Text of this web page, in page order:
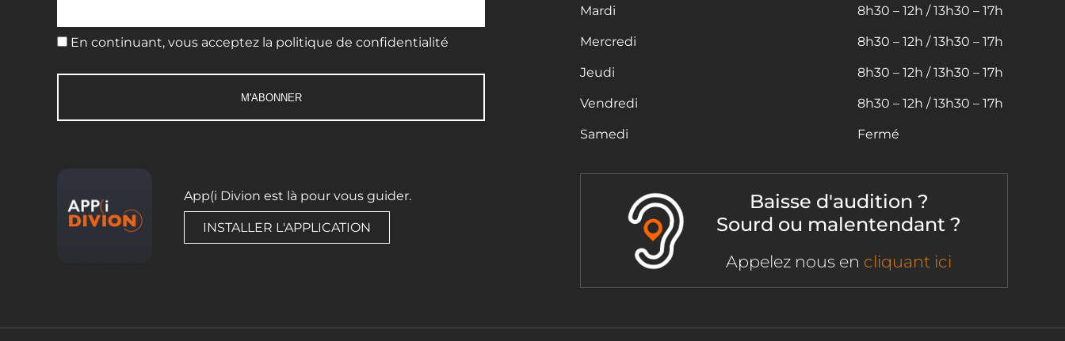
En continuant, vous acceptez la politique de confidentialité
App(i Divion est là pour vous guider.
INSTALLER L'APPLICATION
Mardi
Mercredi
Jeudi
Vendredi
Samedi
8h30 – 12h / 13h30 – 17h
8h30 – 12h / 13h30 – 17h
8h30 – 12h / 13h30 – 17h
8h30 – 12h / 13h30 – 17h
Fermé
Baisse d'audition ?
Sourd ou malentendant ?
Appelez nous en cliquant ici